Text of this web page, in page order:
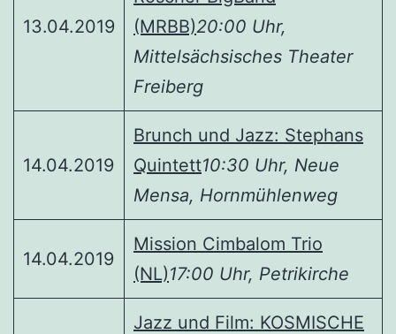
13.04.2019
(MRBB)20:00 Uhr,
Mittelsächsisches Theater
Freiberg
14.04.2019
Brunch und Jazz: Stephans
Quintett10:30 Uhr, Neue
Mensa, Hornmühlenweg
14.04.2019
Mission Cimbalom Trio
(NL)17:00 Uhr, Petrikirche
Jazz und Film: KOSMISCHE